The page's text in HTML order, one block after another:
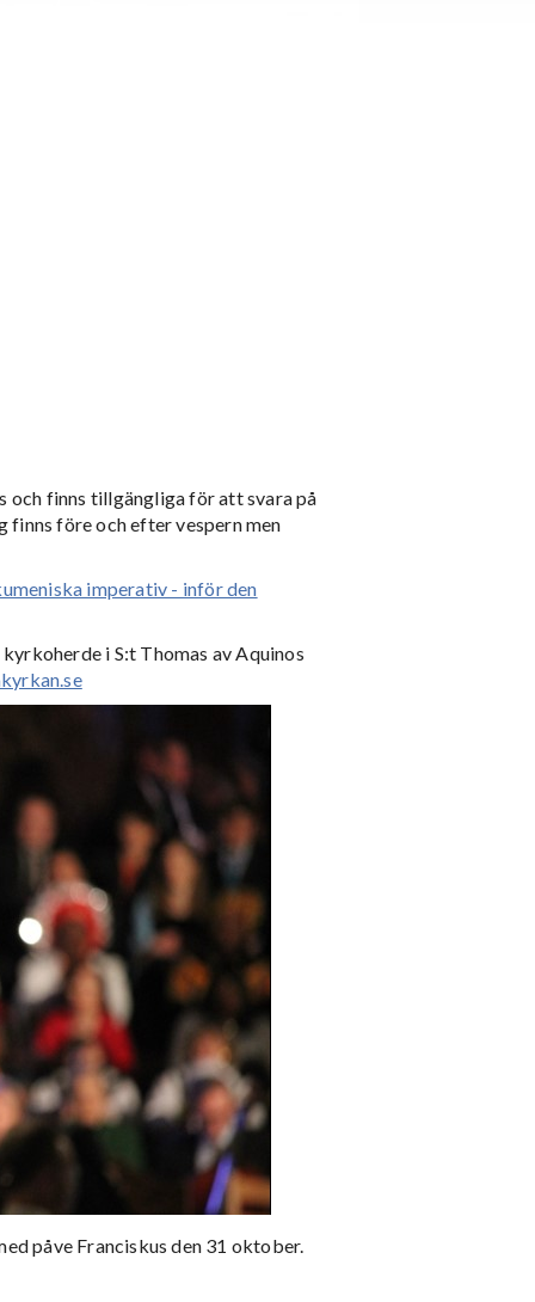
och finns tillgängliga för att svara på
före och efter vespern men
imperativ - inför den
i S:t Thomas av Aquinos
påve Franciskus den 31 oktober.